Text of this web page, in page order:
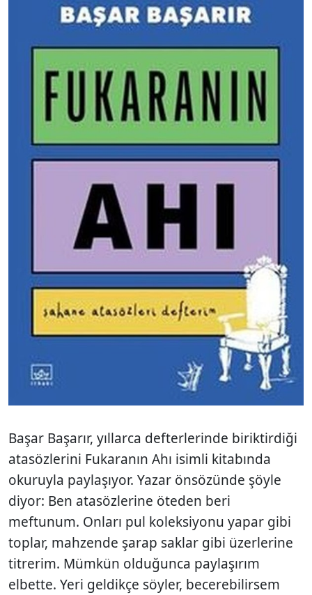
Başar Başarır, yıllarca defterlerinde biriktirdiği
atasözlerini Fukaranın Ahı isimli kitabında
okuruyla paylaşıyor. Yazar önsözünde şöyle
diyor: Ben atasözlerine öteden beri
meftunum. Onları pul koleksiyonu yapar gibi
toplar, mahzende şarap saklar gibi üzerlerine
titrerim. Mümkün olduğunca paylaşırım
elbette. Yeri geldikçe söyler, becerebilirsem